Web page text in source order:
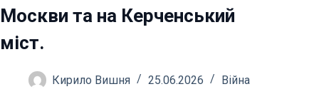
Москви та на Керченський
міст.
Кирило Вишня 25.06.2026 Війна